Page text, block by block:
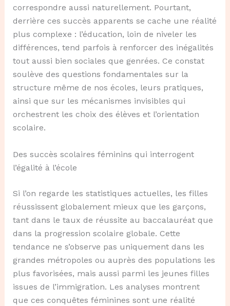
correspondre aussi naturellement. Pourtant,
derrière ces succès apparents se cache une réalité
plus complexe : l’éducation, loin de niveler les
différences, tend parfois à renforcer des inégalités
tout aussi bien sociales que genrées. Ce constat
soulève des questions fondamentales sur la
structure même de nos écoles, leurs pratiques,
ainsi que sur les mécanismes invisibles qui
orchestrent les choix des élèves et l’orientation
scolaire.
Des succès scolaires féminins qui interrogent
l’égalité à l’école
Si l’on regarde les statistiques actuelles, les filles
réussissent globalement mieux que les garçons,
tant dans le taux de réussite au baccalauréat que
dans la progression scolaire globale. Cette
tendance ne s’observe pas uniquement dans les
grandes métropoles ou auprès des populations les
plus favorisées, mais aussi parmi les jeunes filles
issues de l’immigration. Les analyses montrent
que ces conquêtes féminines sont une réalité